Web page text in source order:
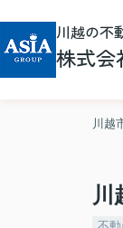
川越の不
株式
川越
川